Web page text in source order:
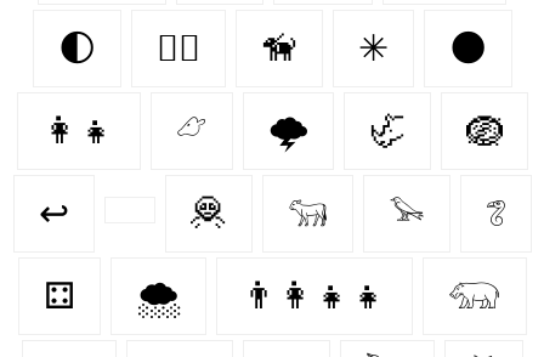
🌓 🐕‍🦺 🦮 ✳ 🌑
👩‍👧 𓃿 🌩️ 🦏 🪺
↩ 🦧 𓃔 𓅩 𓆂
⚃ 🌨️ 👨‍👩‍👧‍👧 𓃯